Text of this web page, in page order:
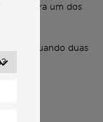
é agora um dos
casal: quando duas